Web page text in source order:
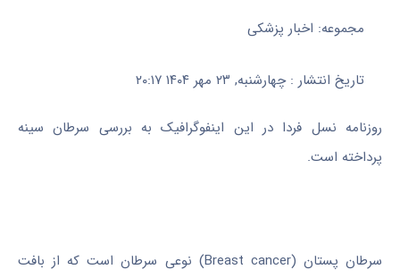
مجموعه: اخبار پزشکی
تاریخ انتشار : چهارشنبه, ۲۳ مهر ۱۴۰۴ ۲۰:۱۷
روزنامه نسل فردا در این اینفوگرافیک به بررسی سرطان سینه
پرداخته است.
سرطان پستان (Breast cancer) نوعی سرطان است که از بافت